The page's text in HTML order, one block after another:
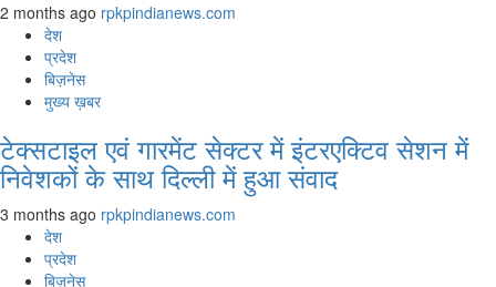
2 months ago rpkpindianews.com
देश
प्रदेश
बिज़नेस
मुख्य ख़बर
टेक्सटाइल एवं गारमेंट सेक्टर में इंटरएक्टिव सेशन में
निवेशकों के साथ दिल्ली में हुआ संवाद
3 months ago rpkpindianews.com
देश
प्रदेश
बिज़नेस